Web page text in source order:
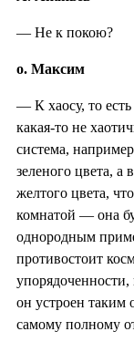
— Не к покою?
о. Максим
— К хаосу, то есть
какая-то не
система,
зеленого цвета,
желтого цвета,
комнатой — она
однородным
противостоит
он устроен таким
самому полному